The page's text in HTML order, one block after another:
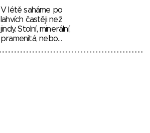
V létě saháme po
lahvích častěji než
jindy. Stolní, minerální,
pramenitá, nebo…